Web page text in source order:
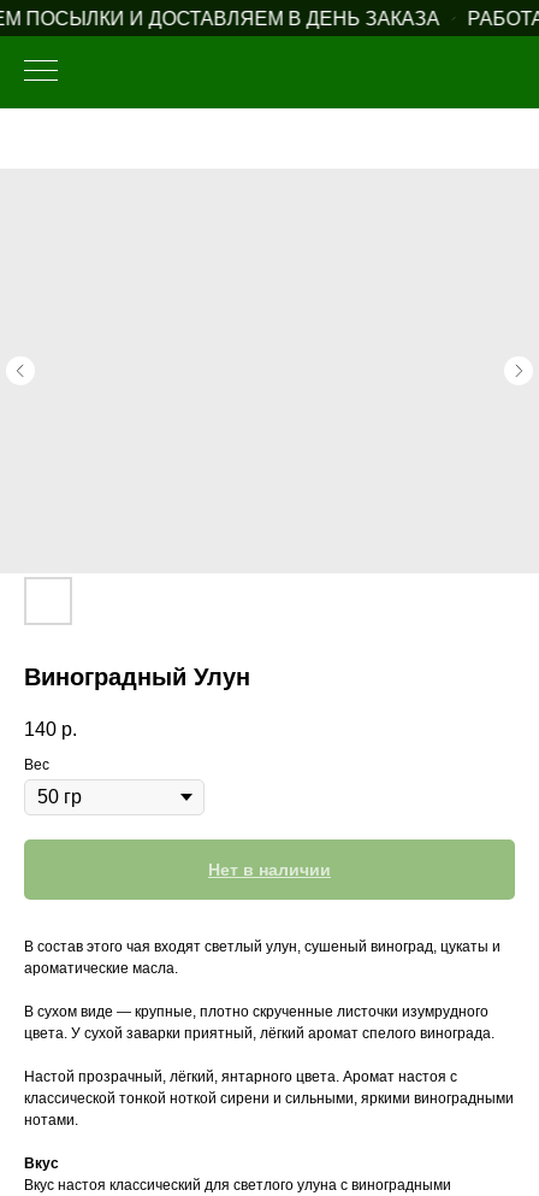
ПОСЫЛКИ И ДОСТАВЛЯЕМ В ДЕНЬ ЗАКАЗА
Виноградный Улун
140 р.
Вес
Нет в наличии
В состав этого чая входят светлый улун, сушеный виноград, цукаты и
ароматические масла.
В сухом виде — крупные, плотно скрученные листочки изумрудного
цвета. У сухой заварки приятный, лёгкий аромат спелого винограда.
Настой прозрачный, лёгкий, янтарного цвета. Аромат настоя с
классической тонкой ноткой сирени и сильными, яркими виноградными
нотами.
Вкус
Вкус настоя классический для светлого улуна с виноградными